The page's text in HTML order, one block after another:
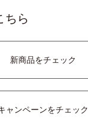
ちら
新商品をチェック
ャンペーンをチェック